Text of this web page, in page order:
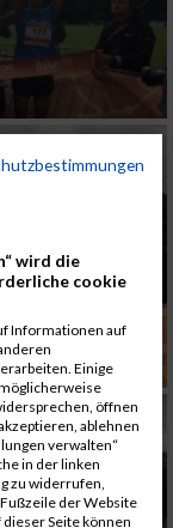
wird die
cookie
Informationen auf
Einige
öffnen
ablehnen
verwalten“
in der linken
zu widerrufen,
der Website
dieser Seite können